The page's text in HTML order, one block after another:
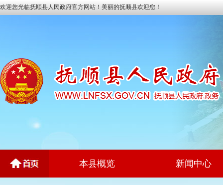
欢迎您光临抚顺县人民政府官方网站！美丽的抚顺县欢迎您！
本县概览 新闻中心